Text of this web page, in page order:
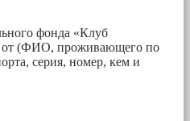
фонда «Клуб
от (ФИО, проживающего по
серия, номер, кем и